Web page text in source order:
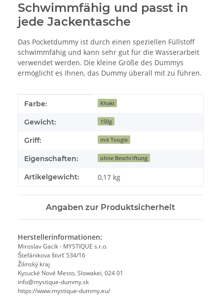
Schwimmfähig und passt in
jede Jackentasche
Das Pocketdummy ist durch einen speziellen Füllstoff
schwimmfähig und kann sehr gut für die Wasserarbeit
verwendet werden. Die kleine Größe des Dummys
ermöglicht es Ihnen, das Dummy überall mit zu führen.
Produkteigenschaft
Wert
Farbe: Khaki
Gewicht: 150g
Griff: mit Toogle
Eigenschaften: ohne Beschriftung
Artikelgewicht: 0,17 kg
Angaben zur Produktsicherheit
Herstellerinformationen:
Miroslav Gacík - MYSTIQUE s.r.o.
Štefánikova štvrť 534/16
Žilinský kraj
Kysucké Nové Mesto, Slowakei, 024 01
info@mystique-dummy.sk
https://www.mystique-dummy.eu/